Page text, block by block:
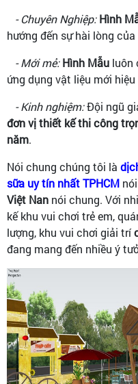
- Chuyên Nghiệp: Hình
hướng đến sự hài lòng
- Mới mẻ:Hình Mẫu luôn
ứng dụng vật liệu mới
- Kinh nghiệm:Đội ngũ
đơn vị thiết kế thi công
năm.
Nói chung chúng tôi là
sữa uy tín nhất TPHCM
Việt Nan nói chung. Với
kế khu vui chơi trẻ em,
lượng, khu vui chơi giải trí
đang mang đến nhiều ý